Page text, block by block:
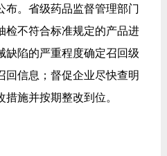
布。省级药品监督管理部门
检不符合标准规定的产品进
缺陷的严重程度确定召回级
回信息；督促企业尽快查明
施并按期整改到位。